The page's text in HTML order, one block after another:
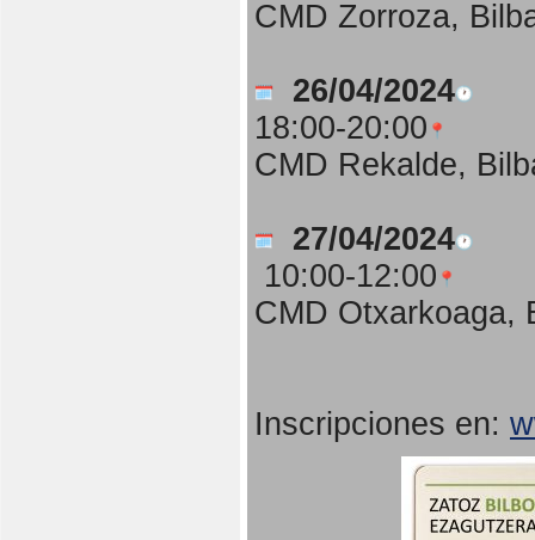
CMD Zorroza,
26/04/2024
18:00-20:00
CMD Rekalde,
27/04/2024
10:00-12:00
CMD Otxarkoaga,
Inscripciones en: